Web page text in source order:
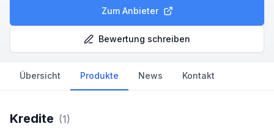
Zum Anbieter
Bewertung schreiben
Übersicht Produkte News Kontakt
Kredite (1)